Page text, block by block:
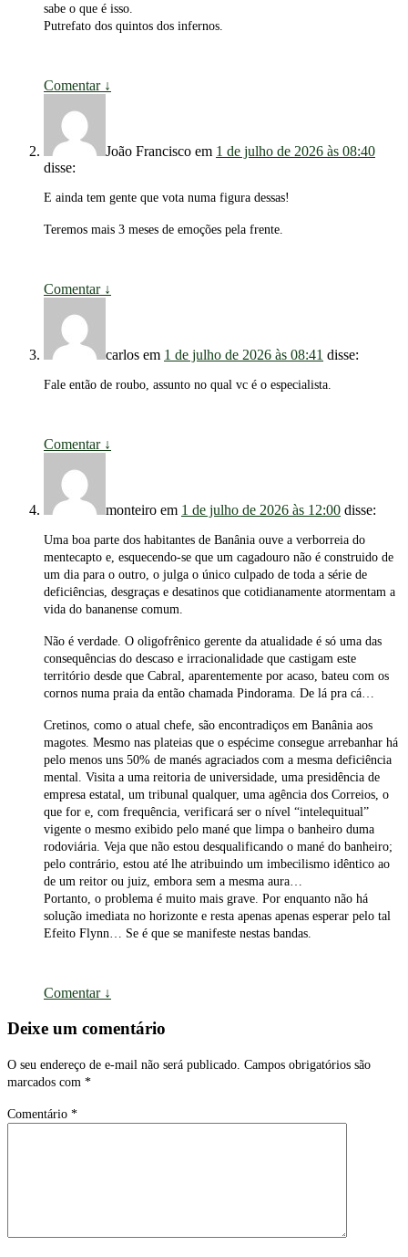
sabe o que é isso.
Putrefato dos quintos dos infernos.
Comentar ↓
João Francisco em 1 de julho de 2026 às 08:40
disse:
E ainda tem gente que vota numa figura dessas!
Teremos mais 3 meses de emoções pela frente.
Comentar ↓
carlos em 1 de julho de 2026 às 08:41 disse:
Fale então de roubo, assunto no qual vc é o especialista.
Comentar ↓
monteiro em 1 de julho de 2026 às 12:00 disse:
Uma boa parte dos habitantes de Banânia ouve a verborreia do
mentecapto e, esquecendo-se que um cagadouro não é construido de
um dia para o outro, o julga o único culpado de toda a série de
deficiências, desgraças e desatinos que cotidianamente atormentam a
vida do bananense comum.
Não é verdade. O oligofrênico gerente da atualidade é só uma das
consequências do descaso e irracionalidade que castigam este
território desde que Cabral, aparentemente por acaso, bateu com os
cornos numa praia da então chamada Pindorama. De lá pra cá…
Cretinos, como o atual chefe, são encontradiços em Banânia aos
magotes. Mesmo nas plateias que o espécime consegue arrebanhar há
pelo menos uns 50% de manés agraciados com a mesma deficiência
mental. Visita a uma reitoria de universidade, uma presidência de
empresa estatal, um tribunal qualquer, uma agência dos Correios, o
que for e, com frequência, verificará ser o nível “intelequitual”
vigente o mesmo exibido pelo mané que limpa o banheiro duma
rodoviária. Veja que não estou desqualificando o mané do banheiro;
pelo contrário, estou até lhe atribuindo um imbecilismo idêntico ao
de um reitor ou juiz, embora sem a mesma aura…
Portanto, o problema é muito mais grave. Por enquanto não há
solução imediata no horizonte e resta apenas apenas esperar pelo tal
Efeito Flynn… Se é que se manifeste nestas bandas.
Comentar ↓
Deixe um comentário
O seu endereço de e-mail não será publicado. Campos obrigatórios são
marcados com *
Comentário *